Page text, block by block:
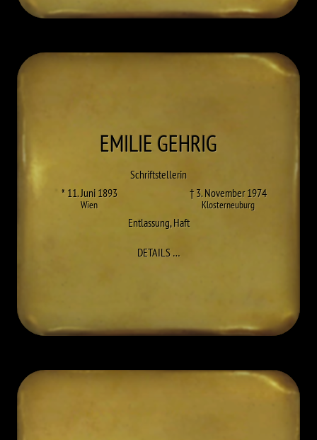
EMILIEGEHRIG
Schriftstellerin
* 11. Juni 1893
Wien
† 3. November 1974
Klosterneuburg
Entlassung,Haft
DETAILS…ZU EMILIE GEHRIG